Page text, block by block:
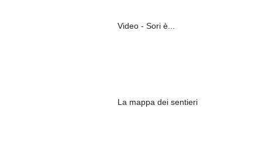
Video - Sori è...
La mappa dei sentieri